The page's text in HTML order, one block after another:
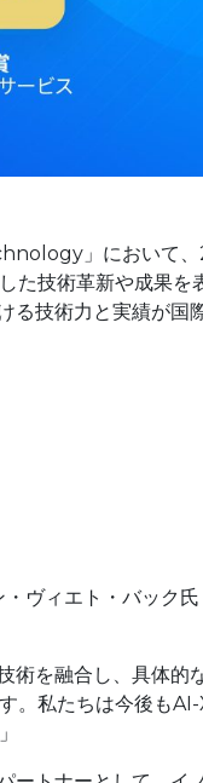
」において、
た技術革新や成果を
る技術力と実績が国
ヴィエト・バック氏
術を融合し、具体的
。私たちは今後もAI-